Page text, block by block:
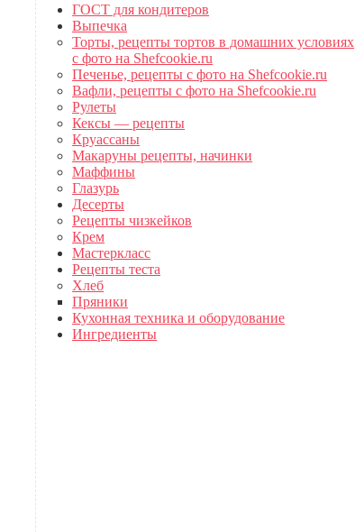
ГОСТ для кондитеров
Выпечка
Торты, рецепты тортов в домашних условиях
с фото на Shefcookie.ru
Печенье, рецепты с фото на Shefcookie.ru
Вафли, рецепты с фото на Shefcookie.ru
Рулеты
Кексы — рецепты
Круассаны
Макаруны рецепты, начинки
Маффины
Глазурь
Десерты
Рецепты чизкейков
Крем
Мастеркласс
Рецепты теста
Хлеб
Пряники
Кухонная техника и оборудование
Ингредиенты